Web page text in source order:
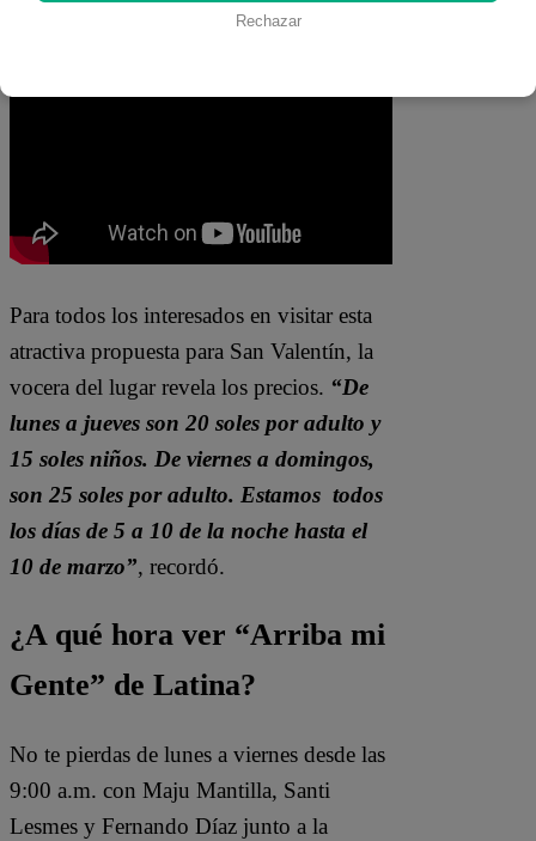
para ¿CASARSE?Parece que la ficción
Para todos los interesados en visitar esta
atractiva propuesta para San Valentín, la
vocera del lugar revela los precios. “De
lunes a jueves son 20 soles por adulto y
15 soles niños. De viernes a domingos,
son 25 soles por adulto. Estamos todos
los días de 5 a 10 de la noche hasta el
10 de marzo”, recordó.
¿A qué hora ver “Arriba mi
Gente” de Latina?
No te pierdas de lunes a viernes desde las
9:00 a.m. con Maju Mantilla, Santi
Lesmes y Fernando Díaz junto a la
Rechazar